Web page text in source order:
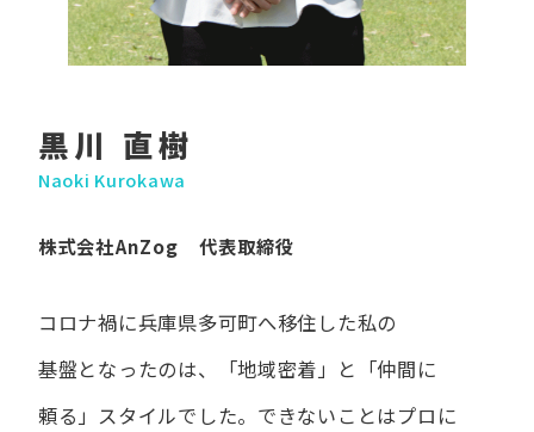
黒川 直樹
Naoki Kurokawa
株式会社AnZog 代表取締役
コロナ禍に​兵庫県多可町へ​移住した​私の​
基盤となったのは、
「地域密着」と​「仲間に​
頼る」スタイルでした。 できない​ことは​プロに​